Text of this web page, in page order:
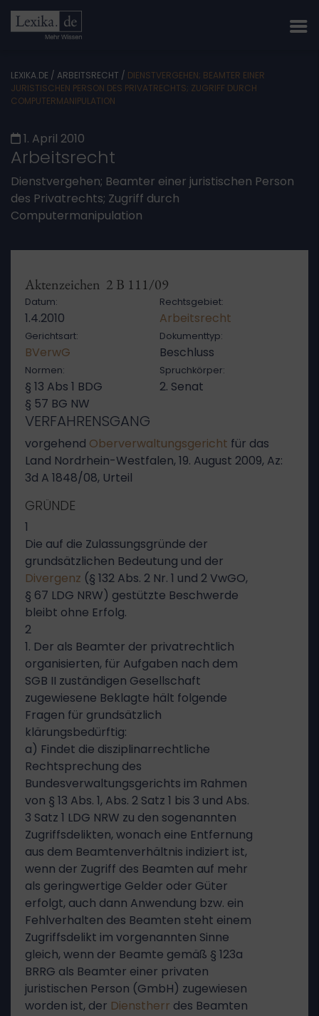
LEXIKA.DE / ARBEITSRECHT / DIENSTVERGEHEN; BEAMTER EINER
JURISTISCHEN PERSON DES PRIVATRECHTS; ZUGRIFF DURCH
COMPUTERMANIPULATION
1. April 2010
Arbeitsrecht
Dienstvergehen; Beamter einer juristischen Person
des Privatrechts; Zugriff durch
Computermanipulation
Aktenzeichen 2 B 111/09
Datum:
1.4.2010
Rechtsgebiet:
Arbeitsrecht
Gerichtsart:
BVerwG
Dokumenttyp:
Beschluss
Normen:
§ 13 Abs 1 BDG
§ 57 BG NW
Spruchkörper:
2. Senat
VERFAHRENSGANG
vorgehend Oberverwaltungsgericht für das
Land Nordrhein-Westfalen, 19. August 2009, Az:
3d A 1848/08, Urteil
GRÜNDE
1
Die auf die Zulassungsgründe der
grundsätzlichen Bedeutung und der
Divergenz (§ 132 Abs. 2 Nr. 1 und 2 VwGO,
§ 67 LDG NRW) gestützte Beschwerde
bleibt ohne Erfolg.
2
1. Der als Beamter der privatrechtlich
organisierten, für Aufgaben nach dem
SGB II zuständigen Gesellschaft
zugewiesene Beklagte hält folgende
Fragen für grundsätzlich
klärungsbedürftig:
a) Findet die disziplinarrechtliche
Rechtsprechung des
Bundesverwaltungsgerichts im Rahmen
von § 13 Abs. 1, Abs. 2 Satz 1 bis 3 und Abs.
3 Satz 1 LDG NRW zu den sogenannten
Zugriffsdelikten, wonach eine Entfernung
aus dem Beamtenverhältnis indiziert ist,
wenn der Zugriff des Beamten auf mehr
als geringwertige Gelder oder Güter
erfolgt, auch dann Anwendung bzw. ein
Fehlverhalten des Beamten steht einem
Zugriffsdelikt im vorgenannten Sinne
gleich, wenn der Beamte gemäß § 123a
BRRG als Beamter einer privaten
juristischen Person (GmbH) zugewiesen
worden ist, der Dienstherr des Beamten